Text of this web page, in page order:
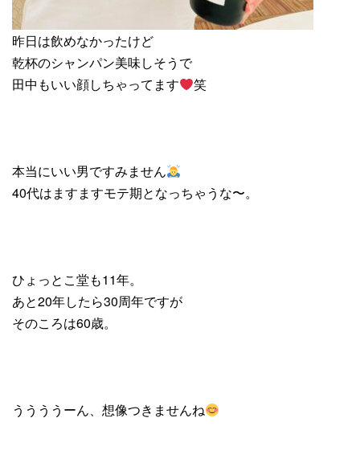
昨日は飲めなかったけど
乾杯のシャンパン美味しそうで
田中もいい顔しちゃってます
笑
本当にいい男ですみません
40代はますますモテ期となっちゃうな〜。
ひょっとこ堂も11年。
あと20年したら30周年ですが
そのころは60歳。
ううううーん、想像つきませんね